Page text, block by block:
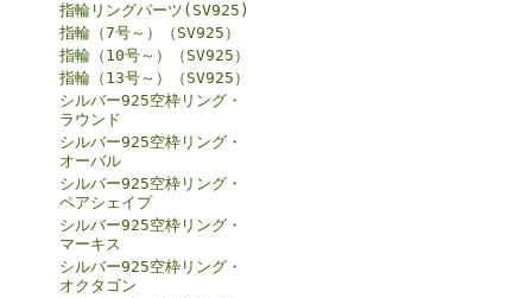
指輪リングパーツ(SV925)
指輪（7号～）（SV925）
指輪（10号～）（SV925）
指輪（13号～）（SV925）
シルバー925空枠リング・
ラウンド
シルバー925空枠リング・
オーバル
シルバー925空枠リング・
ペアシェイプ
シルバー925空枠リング・
マーキス
シルバー925空枠リング・
オクタゴン